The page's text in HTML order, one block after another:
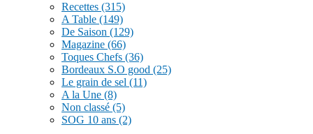
Recettes (315)
A Table (149)
De Saison (129)
Magazine (66)
Toques Chefs (36)
Bordeaux S.O good (25)
Le grain de sel (11)
A la Une (8)
Non classé (5)
SOG 10 ans (2)